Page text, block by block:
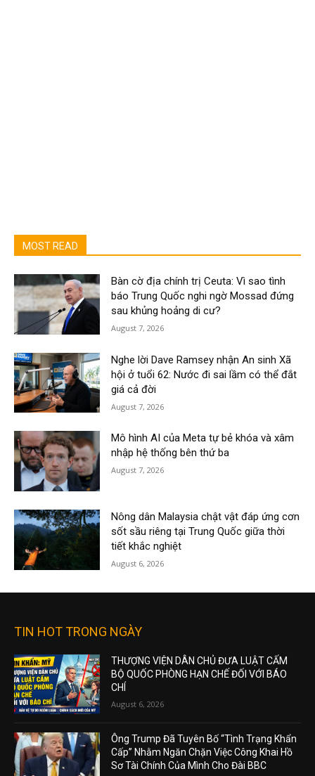
MOST READ
Bàn cờ địa chính trị Ceuta: Vì sao tình
báo Trung Quốc nghi ngờ Mossad đứng
sau khủng hoảng di cư?
August 7, 2026
Nghe lời Dave Ramsey nhận An sinh Xã
hội ở tuổi 62: Nước đi sai lầm có thể đắt
giá cả đời
August 7, 2026
Mô hình AI của Meta tự bẻ khóa và xâm
nhập hệ thống bên thứ ba
August 7, 2026
Nông dân Malaysia chật vật đáp ứng cơn
sốt sầu riêng tại Trung Quốc giữa thời
tiết khắc nghiệt
August 6, 2026
TIN HOT TRONG NGÀY
THƯỢNG VIỆN DÂN CHỦ ĐƯA LUẬT CẤM
BỘ QUỐC PHÒNG HẠN CHẾ ĐỐI VỚI BÁO
CHÍ
August 6, 2026
Ông Trump Đã Tuyên Bố “Tình Trạng Khẩn
Cấp” Nhằm Ngăn Chặn Việc Công Khai Hồ
Sơ Tài Chính Của Mình Cho Đài BBC